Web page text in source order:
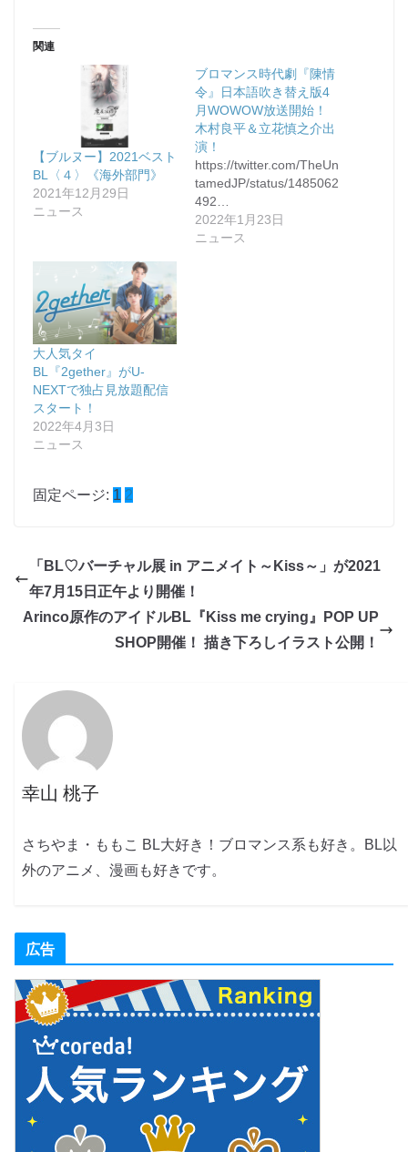
関連
【ブルヌー】2021ベスト
BL〈４〉《海外部門》
2021年12月29日
ニュース
ブロマンス時代劇『陳情
令』日本語吹き替え版4
月WOWOW放送開始！
木村良平＆立花慎之介出
演！
https://twitter.com/TheUn
tamedJP/status/1485062
492…
2022年1月23日
ニュース
大人気タイ
BL『2gether』がU-
NEXTで独占見放題配信
スタート！
2022年4月3日
ニュース
固定ページ: 1 2
「BL♡バーチャル展 in アニメイト～Kiss～」が2021
年7月15日正午より開催！
Arinco原作のアイドルBL『Kiss me crying』POP UP
SHOP開催！ 描き下ろしイラスト公開！
幸山 桃子
さちやま・ももこ BL大好き！ブロマンス系も好き。BL以
外のアニメ、漫画も好きです。
広告